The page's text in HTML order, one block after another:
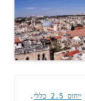
ייחוס 2.5 כללי
.